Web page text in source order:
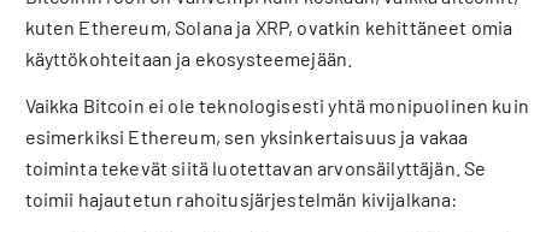
kuten Ethereum, Solana ja XRP, ovatkin kehittäneet omia
käyttökohteitaan ja ekosysteemejään.
Vaikka Bitcoin ei ole teknologisesti yhtä monipuolinen kuin
esimerkiksi Ethereum, sen yksinkertaisuus ja vakaa
toiminta tekevät siitä luotettavan arvonsäilyttäjän. Se
toimii hajautetun rahoitusjärjestelmän kivijalkana: